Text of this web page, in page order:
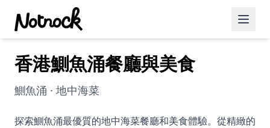
精選活動
博客文章
約會好去處
香港鰂魚涌餐廳與美食
鰂魚涌 · 地中海菜
探索鰂魚涌最優質的地中海菜餐廳和美食體驗。從精緻的